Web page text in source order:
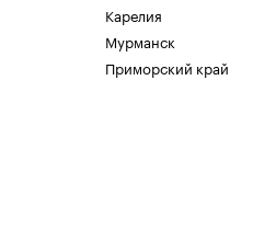
Карелия
Мурманск
Приморский край